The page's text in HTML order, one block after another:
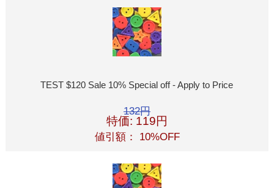
TEST $120 Sale 10% Special off - Apply to Price
132円
特価: 119円
値引額： 10%OFF